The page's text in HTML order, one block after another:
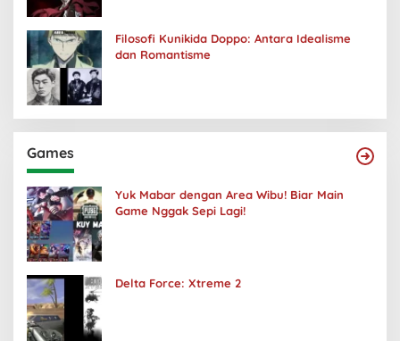
Filosofi Kunikida Doppo: Antara Idealisme
dan Romantisme
Games
Yuk Mabar dengan Area Wibu! Biar Main
Game Nggak Sepi Lagi!
Delta Force: Xtreme 2